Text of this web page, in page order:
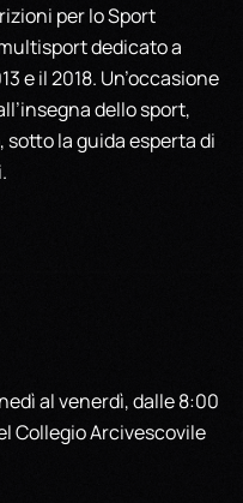
per lo Sport
dedicato a
e il 2018. Un’occasione
dello sport,
sotto la guida esperta di
al venerdì, dalle 8:00
Collegio Arcivescovile